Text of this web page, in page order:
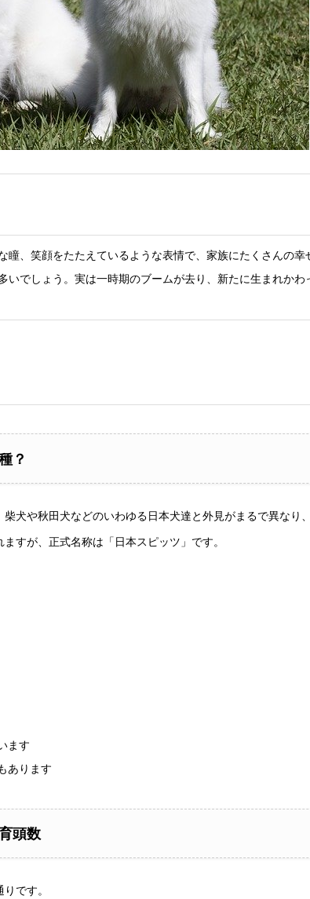
瞳、笑顔をたたえているような表情で、家族にたくさんの
いでしょう。実は一時期のブームが去り、新たに生まれか
？
犬や秋田犬などのいわゆる日本犬達と外見がまるで異なり
すが、正式名称は「日本スピッツ」です。
ます
あります
頭数
です。